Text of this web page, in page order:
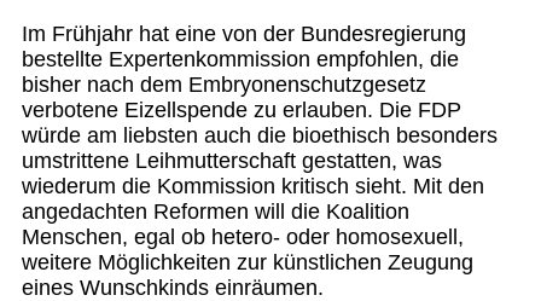
Im Frühjahr hat eine von der Bundesregierung
bestellte Expertenkommission empfohlen, die
bisher nach dem Embryonenschutzgesetz
verbotene Eizellspende zu erlauben. Die FDP
würde am liebsten auch die bioethisch besonders
umstrittene Leihmutterschaft gestatten, was
wiederum die Kommission kritisch sieht. Mit den
angedachten Reformen will die Koalition
Menschen, egal ob hetero- oder homosexuell,
weitere Möglichkeiten zur künstlichen Zeugung
eines Wunschkinds einräumen.